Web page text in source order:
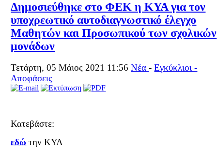
Δημοσιεύθηκε στο ΦΕΚ η ΚΥΑ για τον
υποχρεωτικό αυτοδιαγνωστικό έλεγχο
Μαθητών και Προσωπικού των σχολικών
μονάδων
Τετάρτη, 05 Μάιος 2021 11:56Νέα-Εγκύκλιοι -
Αποφάσεις
Κατεβάστε:
εδώ την ΚΥΑ